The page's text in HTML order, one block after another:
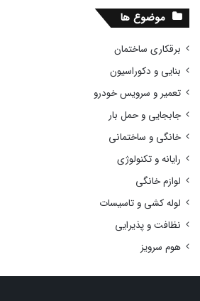
موضوع ها
برقکاری ساختمان
بنایی و دکوراسیون
تعمیر و سرویس خودرو
جابجایی و حمل بار
خانگی و ساختمانی
رایانه و تکنولوژی
لوازم خانگی
لوله کشی و تاسیسات
نظافت و پذیرایی
هوم سرویز